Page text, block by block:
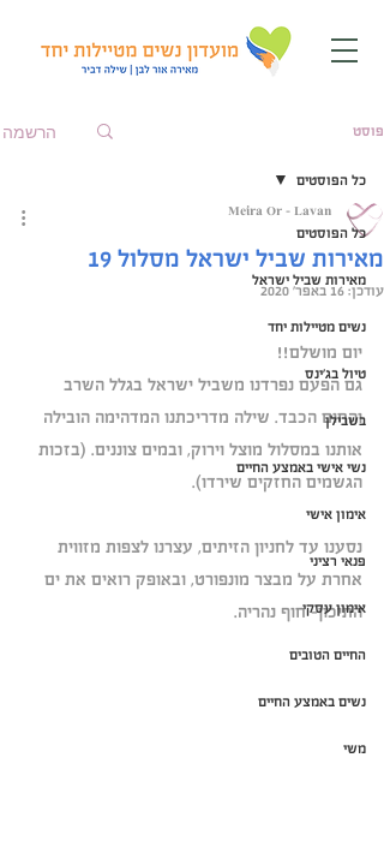
פוסט הרשמה
כל הפוסטים
מאירות שביל ישראל
נשים מטיילות יחד
טיול בג'ינס
בשבילן
נשי אישי באמצע החיים
אימון אישי
פנאי רציני
אימון עסקי
החיים הטובים
נשים באמצע החיים
משי
כל הפוסטים
מאירות שביל ישראל מסלול 19
Meira Or - Lavan
עודכן: 16 באפר׳ 2020
יום מושלם!!
גם הפעם נפרדנו משביל ישראל בגלל השרב
והחום הכבד. שילה מדריכתנו המדהימה הובילה
אותנו במסלול מוצל וירוק, ובמים צוננים. (בזכות
הגשמים החזקים שירדו).
נסענו עד לחניון הזיתים, עצרנו לצפות מזווית
אחרת על מבצר מונפורט, ובאופק רואים את ים
התיכון- חוף נהריה.